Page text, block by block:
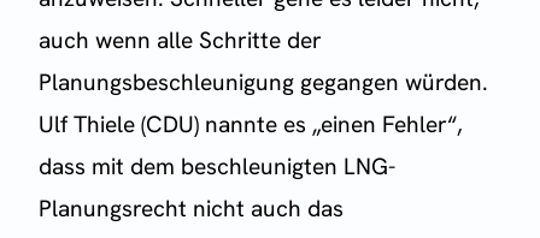
auch wenn alle Schritte der
Planungsbeschleunigung gegangen würden.
Ulf Thiele (CDU) nannte es „einen Fehler“,
dass mit dem beschleunigten LNG-
Planungsrecht nicht auch das